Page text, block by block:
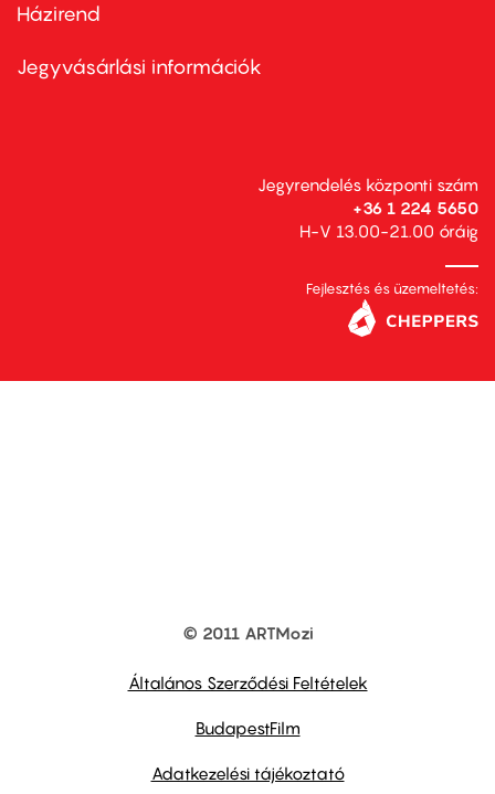
Footer
second
Házirend
Jegyvásárlási információk
Jegyrendelés központi szám
+36 1 224 5650
H-V 13.00-21.00 óráig
Fejlesztés és üzemeltetés:
© 2011 ARTMozi
Általános Szerződési Feltételek
BudapestFilm
Adatkezelési tájékoztató